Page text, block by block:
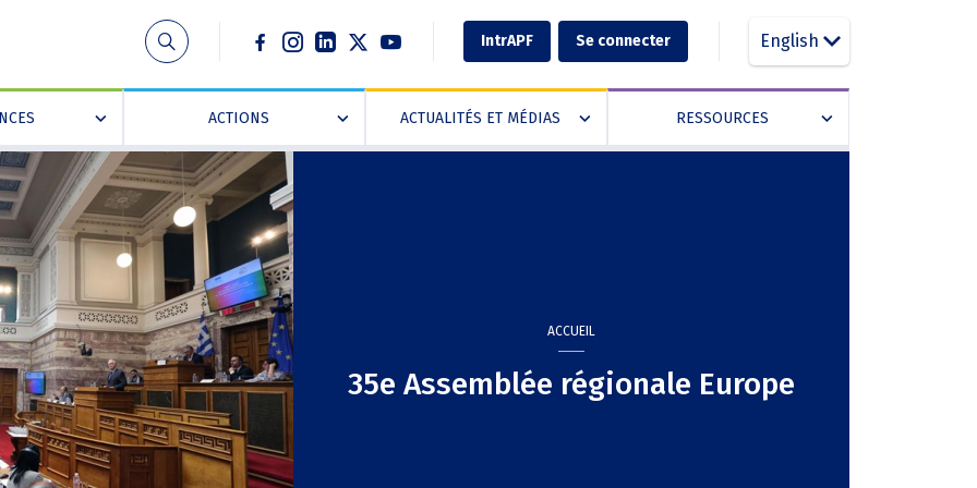
Social IntrAPF Se connecter English
» ACTIONS » ACTUALITÉS ET MÉDIAS » RESSOURCES »
ACCUEIL
35e Assemblée régionale Europe